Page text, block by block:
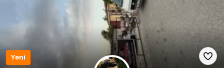
Yeni